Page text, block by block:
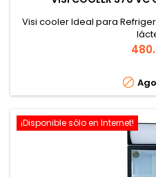
Visi cooler Ideal para

¡Disponible sólo en Internet!